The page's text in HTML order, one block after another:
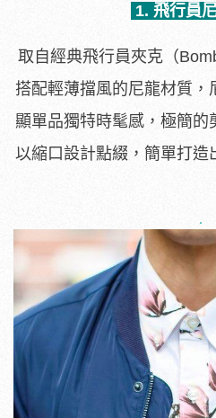
1. 飛行員
取自經典飛行員夾克（
搭配輕薄擋風的尼龍材質，
顯單品獨特時髦感，極簡的
以縮口設計點綴，簡單打造